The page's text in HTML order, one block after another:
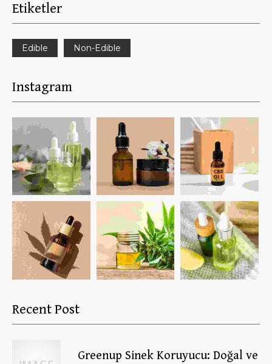
Etiketler
Edible Non-Edible
Instagram
Recent Post
Greenup Sinek Koruyucu: Doğal ve